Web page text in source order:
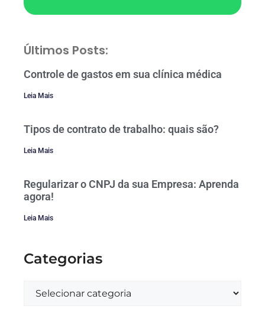
Últimos Posts:
Controle de gastos em sua clínica médica
Leia Mais
Tipos de contrato de trabalho: quais são?
Leia Mais
Regularizar o CNPJ da sua Empresa: Aprenda
agora!
Leia Mais
Categorias